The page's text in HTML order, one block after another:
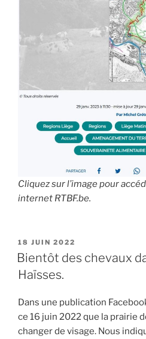
Cliquez sur l’image pour
internet RTBF.be.
PUBLIÉ
LE
18 JUIN 2022
Bientôt des chevaux
Haïsses.
Dans une publication
ce 16 juin 2022 que la prairie
changer de visage. Nous